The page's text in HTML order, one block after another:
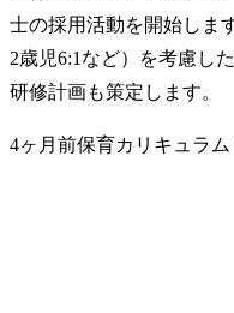
士の採用活動を開始しま
2歳児6:1など）を考慮し
研修計画も策定します。
4ヶ月前保育カリキュラ